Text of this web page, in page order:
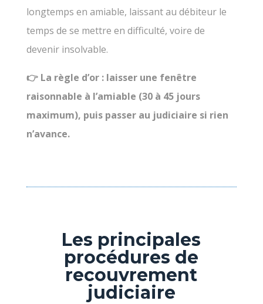
longtemps en amiable, laissant au débiteur le
temps de se mettre en difficulté, voire de
devenir insolvable.
👉 La règle d’or : laisser une fenêtre
raisonnable à l’amiable (30 à 45 jours
maximum), puis passer au judiciaire si rien
n’avance.
Les principales
procédures de
recouvrement
judiciaire